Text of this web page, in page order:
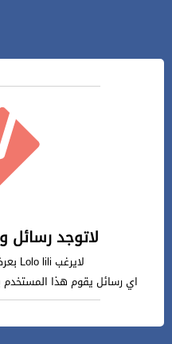
لاتوجد رسائل
لايرغب Lolo lili بعرض اي مصارحات للعامة
اي رسائل يقوم هذا